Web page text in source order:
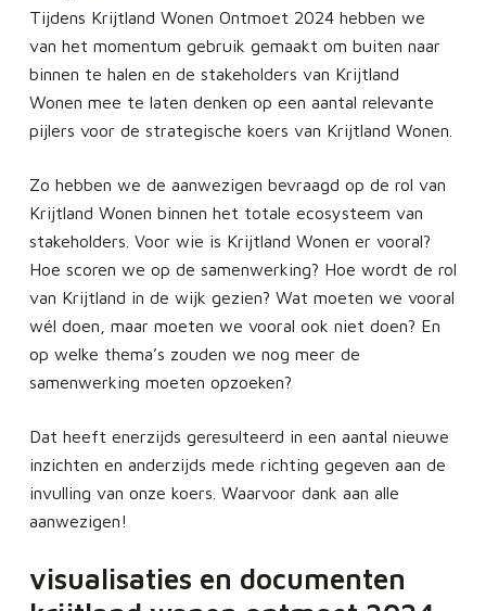
Tijdens Krijtland Wonen Ontmoet 2024 hebben we
van het momentum gebruik gemaakt om buiten naar
binnen te halen en de stakeholders van Krijtland
Wonen mee te laten denken op een aantal relevante
pijlers voor de strategische koers van Krijtland Wonen.
Zo hebben we de aanwezigen bevraagd op de rol van
Krijtland Wonen binnen het totale ecosysteem van
stakeholders. Voor wie is Krijtland Wonen er vooral?
Hoe scoren we op de samenwerking? Hoe wordt de rol
van Krijtland in de wijk gezien? Wat moeten we vooral
wél doen, maar moeten we vooral ook niet doen? En
op welke thema’s zouden we nog meer de
samenwerking moeten opzoeken?
Dat heeft enerzijds geresulteerd in een aantal nieuwe
inzichten en anderzijds mede richting gegeven aan de
invulling van onze koers. Waarvoor dank aan alle
aanwezigen!
visualisaties en documenten